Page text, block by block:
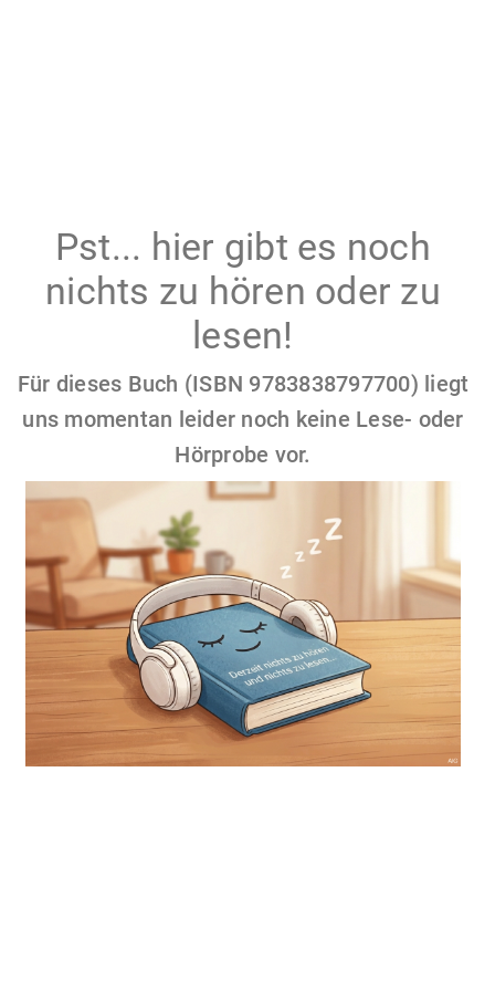
Pst... hier gibt es noch
nichts zu hören oder zu
lesen!
Für dieses Buch (ISBN 9783838797700) liegt
uns momentan leider noch keine Lese- oder
Hörprobe vor.